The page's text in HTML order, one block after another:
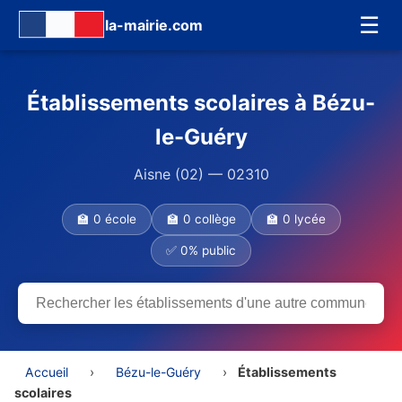
la-mairie.com ☰
Établissements scolaires à Bézu-
le-Guéry
Aisne (02) — 02310
🏫 0 école 🏫 0 collège 🏫 0 lycée
✅ 0% public
Accueil › Bézu-le-Guéry ›
Établissements
scolaires